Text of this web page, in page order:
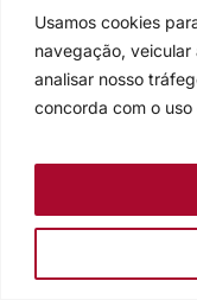
Usamos cookies
navegação,
analisar nosso
concorda com o uso
Conteúdos
Central de
Documentos
Documentos
Notícias
Lideranças